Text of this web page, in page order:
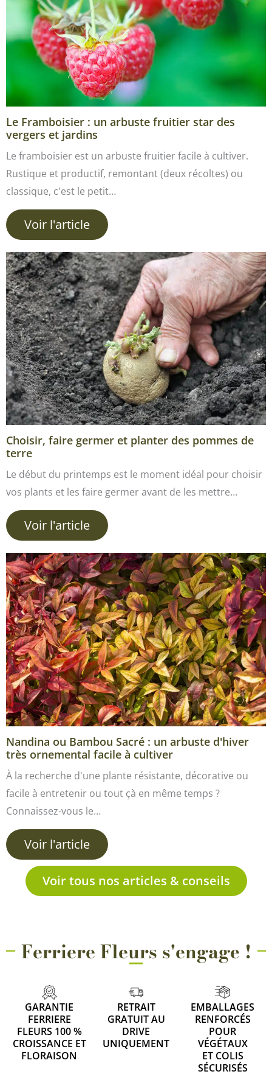
Le Framboisier : un arbuste fruitier star des
vergers et jardins
Le framboisier est un arbuste fruitier facile à cultiver.
Rustique et productif, remontant (deux récoltes) ou
classique, c'est le petit…
Voir l'article
Choisir, faire germer et planter des pommes de
terre
Le début du printemps est le moment idéal pour choisir
vos plants et les faire germer avant de les mettre…
Voir l'article
Nandina ou Bambou Sacré : un arbuste d'hiver
très ornemental facile à cultiver
À la recherche d'une plante résistante, décorative ou
facile à entretenir ou tout çà en même temps ?
Connaissez-vous le…
Voir l'article
Voir tous nos articles & conseils
Ferriere Fleurs s'engage !
GARANTIE
FERRIERE
FLEURS 100 %
CROISSANCE ET
FLORAISON
RETRAIT
GRATUIT AU
DRIVE
UNIQUEMENT
EMBALLAGES
RENFORCÉS
POUR
VÉGÉTAUX
ET COLIS
SÉCURISÉS